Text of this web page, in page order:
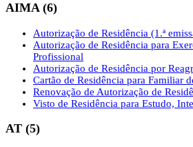
AIMA (6)
Autorização de Residência (1.ª
Autorização de Residência para
Profissional
Autorização de Residência por
Cartão de Residência para Familiar
Renovação de Autorização de
Visto de Residência para Estudo,
AT (5)